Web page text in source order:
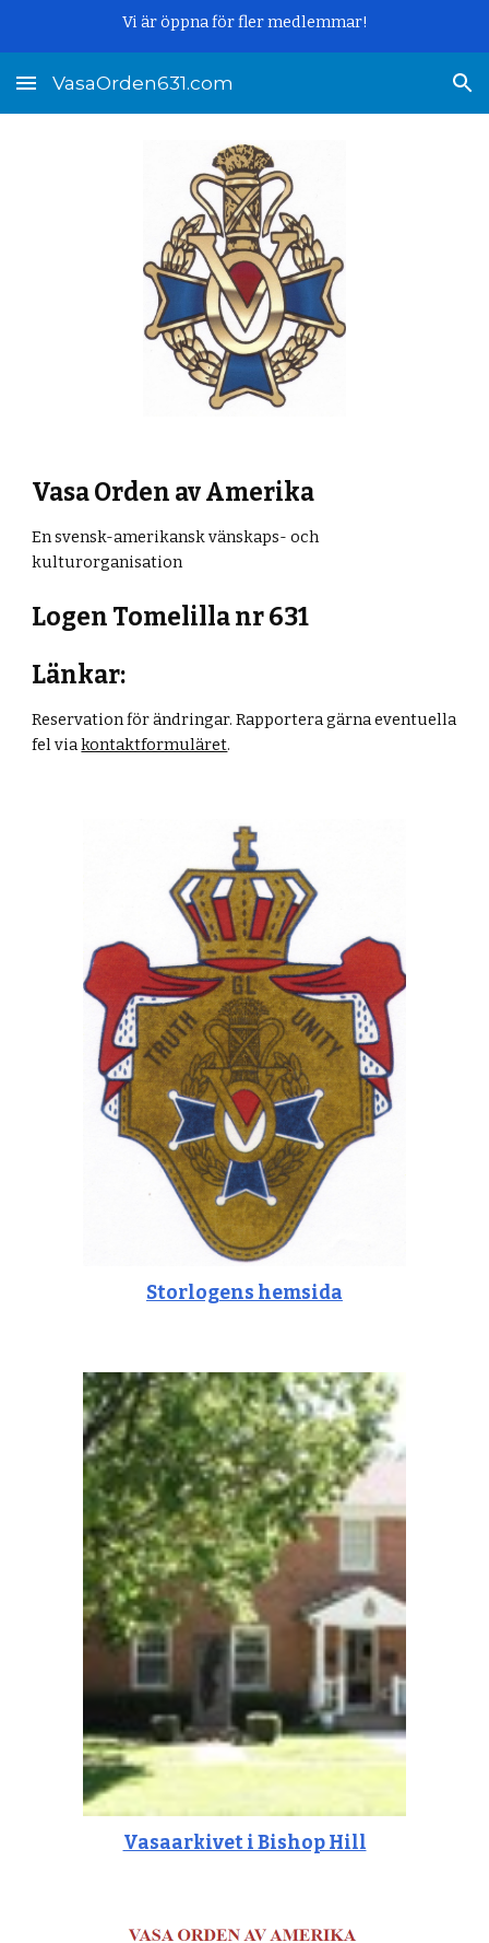
Vi är öppna för fler medlemmar!
VasaOrden631.com
Vasa Orden av Amerika
En svensk-amerikansk vänskaps- och
kulturorganisation
Logen Tomelilla nr631
Länkar:
Reservation för ändringar. Rapportera gärna eventuella
fel viakontaktformuläret.
Storlogens hemsida
Vasaarkivet i Bishop Hill